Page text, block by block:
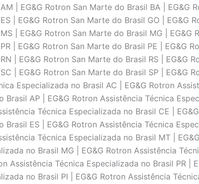
| EG&G Rotron San Marte do Brasil BA | EG&G
| EG&G Rotron San Marte do Brasil GO | EG&G
| EG&G Rotron San Marte do Brasil MG |
| EG&G Rotron San Marte do Brasil PE | EG&G
| EG&G Rotron San Marte do Brasil RS | EG&G
| EG&G Rotron San Marte do Brasil SP | EG&G
Especializada no Brasil AC | EG&G Rotron
Brasil AP | EG&G Rotron Assistência Técnica
Técnica Especializada no Brasil CE |
Brasil ES | EG&G Rotron Assistência Técnica
Técnica Especializada no Brasil MT |
no Brasil MG | EG&G Rotron Assistência
Assistência Técnica Especializada no Brasil PR
no Brasil PI | EG&G Rotron Assistência